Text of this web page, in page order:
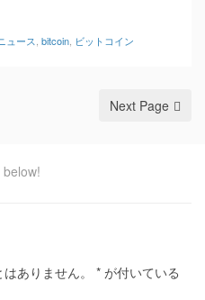
ュース bitcoin ビットコイン
Next Page
ありません。 * が付いている